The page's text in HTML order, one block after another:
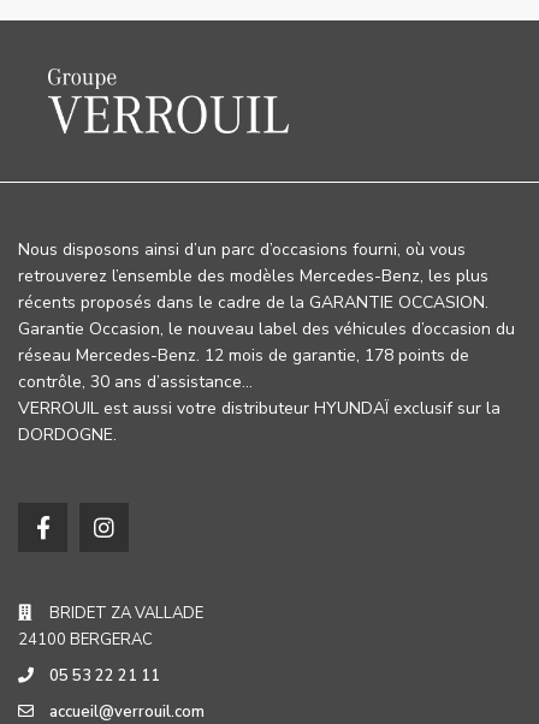
Nous disposons ainsi d’un parc d’occasions fourni, où vous
retrouverez l’ensemble des modèles Mercedes-Benz, les plus
récents proposés dans le cadre de la GARANTIE OCCASION.
Garantie Occasion, le nouveau label des véhicules d’occasion du
réseau Mercedes-Benz. 12 mois de garantie, 178 points de
contrôle, 30 ans d’assistance…
VERROUIL est aussi votre distributeur HYUNDAÏ exclusif sur la
DORDOGNE.
BRIDET ZA VALLADE
24100 BERGERAC
05 53 22 21 11
accueil@verrouil.com